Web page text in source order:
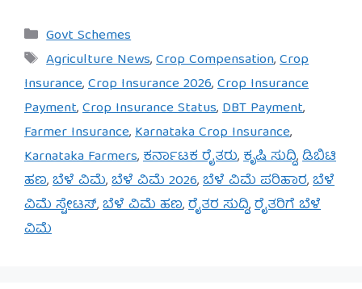
Categories
Govt Schemes
Tags
Agriculture News,Crop Compensation,Crop
Insurance,Crop Insurance 2026,Crop Insurance
Payment,Crop Insurance Status,DBT Payment,
Farmer Insurance,Karnataka Crop Insurance,
Karnataka Farmers,ಕರ್ನಾಟಕ ರೈತರು,ಕೃಷಿ ಸುದ್ದಿ,ಡಿಬಿಟಿ
ಹಣ,ಬೆಳೆ ವಿಮೆ,ಬೆಳೆ ವಿಮೆ 2026,ಬೆಳೆ ವಿಮೆ ಪರಿಹಾರ,ಬೆಳೆ
ವಿಮೆ ಸ್ಟೇಟಸ್,ಬೆಳೆ ವಿಮೆ ಹಣ,ರೈತರ ಸುದ್ದಿ,ರೈತರಿಗೆ ಬೆಳೆ
ವಿಮೆ